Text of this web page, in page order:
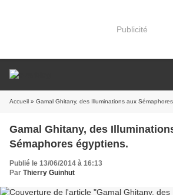
Publicité
Accueil » Gamal Ghitany, des Illuminations aux
Gamal Ghitany, des
Sémaphores égyptiens.
Publié le 13/06/2014 à 16:13
Par Thierry Guinhut